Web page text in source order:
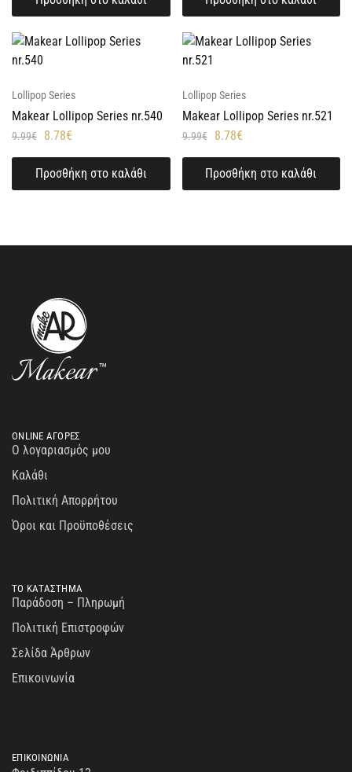
Lollipop Series
Makear Lollipop Series nr.540
9.99€ 8.78€
Προσθήκη στο καλάθι
Lollipop Series
Makear Lollipop Series nr.521
9.99€ 8.78€
Προσθήκη στο καλάθι
ONLINE ΑΓΟΡΕΣ
Ο λογαριασμός μου
Καλάθι
Πολιτική Απορρήτου
Όροι και Προϋποθέσεις
ΤΟ ΚΑΤΑΣΤΗΜΑ
Παράδοση – Πληρωμή
Πολιτική Επιστροφών
Σελίδα Άρθρων
Επικοινωνία
ΕΠΙΚΟΙΝΩΝΙΑ